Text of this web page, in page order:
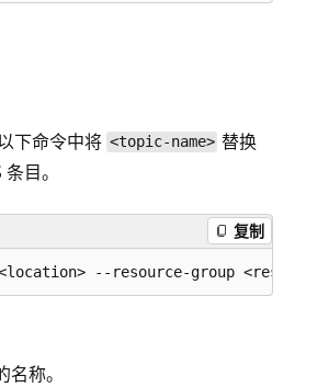
下命令中将 <topic-name> 替换
目。
复制
称。